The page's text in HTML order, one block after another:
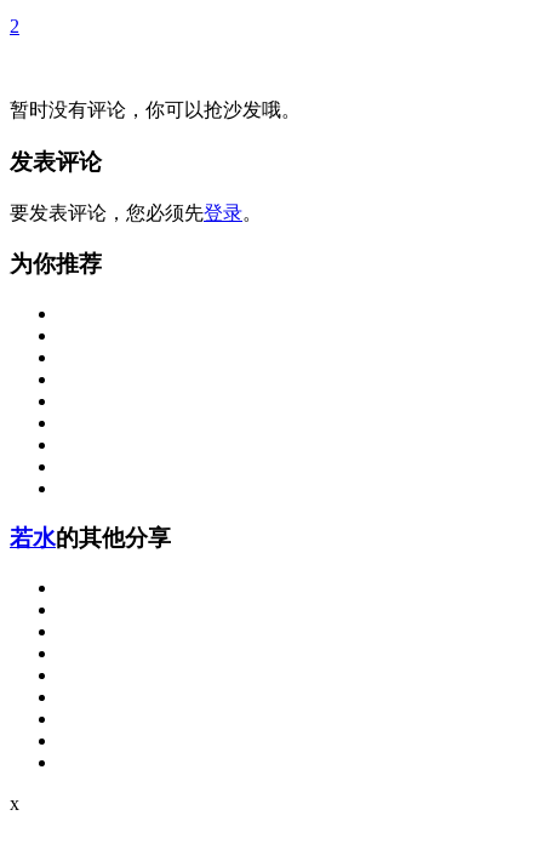
2
暂时没有评论，你可以抢沙发哦。
发表评论
要发表评论，您必须先登录。
为你推荐
若水的其他分享
x